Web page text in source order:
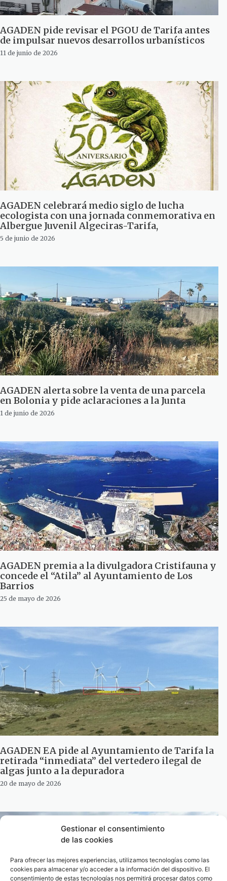
Gestionar el consentimiento
de las cookies
Para ofrecer las mejores experiencias, utilizamos tecnologías como las
cookies para almacenar y/o acceder a la información del dispositivo. El
consentimiento de estas tecnologías nos permitirá procesar datos como
AGADEN pide revisar el PGOU de Tarifa antes
de impulsar nuevos desarrollos urbanísticos
11 de junio de 2026
AGADEN celebrará medio siglo de lucha
ecologista con una jornada conmemorativa en
Albergue Juvenil Algeciras-Tarifa,
5 de junio de 2026
AGADEN alerta sobre la venta de una parcela
en Bolonia y pide aclaraciones a la Junta
1 de junio de 2026
AGADEN premia a la divulgadora Cristifauna y
concede el “Atila” al Ayuntamiento de Los
Barrios
25 de mayo de 2026
AGADEN EA pide al Ayuntamiento de Tarifa la
retirada “inmediata” del vertedero ilegal de
algas junto a la depuradora
20 de mayo de 2026